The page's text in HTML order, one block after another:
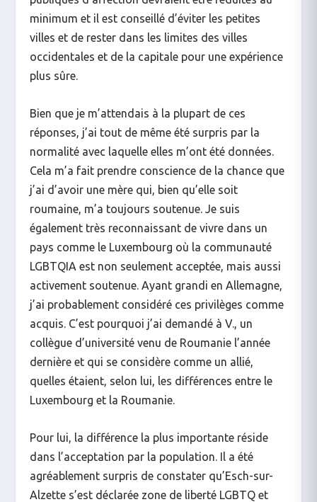
minimum et il est conseillé d’éviter les petites
villes et de rester dans les limites des villes
occidentales et de la capitale pour une expérience
plus sûre.
Bien que je m’attendais à la plupart de ces
réponses, j’ai tout de même été surpris par la
normalité avec laquelle elles m’ont été données.
Cela m’a fait prendre conscience de la chance que
j’ai d’avoir une mère qui, bien qu’elle soit
roumaine, m’a toujours soutenue. Je suis
également très reconnaissant de vivre dans un
pays comme le Luxembourg où la communauté
LGBTQIA est non seulement acceptée, mais aussi
activement soutenue. Ayant grandi en Allemagne,
j’ai probablement considéré ces privilèges comme
acquis. C’est pourquoi j’ai demandé à V., un
collègue d’université venu de Roumanie l’année
dernière et qui se considère comme un allié,
quelles étaient, selon lui, les différences entre le
Luxembourg et la Roumanie.
Pour lui, la différence la plus importante réside
dans l’acceptation par la population. Il a été
agréablement surpris de constater qu’Esch-sur-
Alzette s’est déclarée zone de liberté LGBTQ et